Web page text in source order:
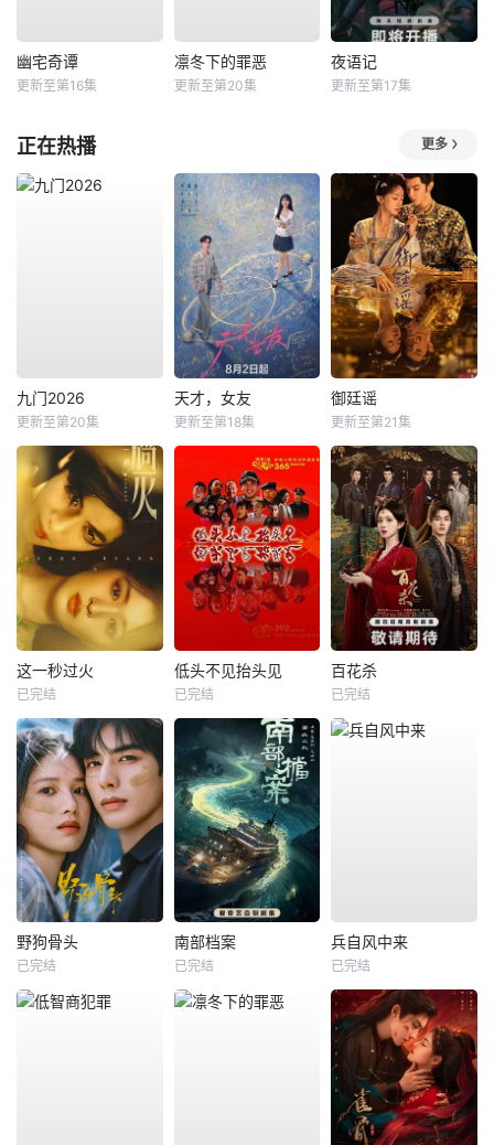
幽宅奇谭
更新至第16集
凛冬下的罪恶
更新至第20集
夜语记
更新至第17集
正在热播 更多
九门2026
更新至第20集
天才，女友
更新至第18集
御廷谣
更新至第21集
这一秒过火
已完结
低头不见抬头见
已完结
百花杀
已完结
野狗骨头
已完结
南部档案
已完结
兵自风中来
已完结